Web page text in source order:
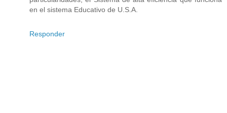
en el sistema Educativo de U.S.A.
Responder